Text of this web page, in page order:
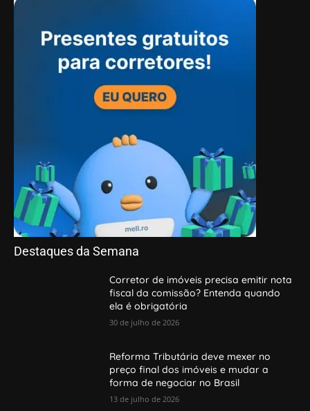
Destaques da Semana
Corretor de imóveis precisa emitir nota
fiscal da comissão? Entenda quando
ela é obrigatória
30 de julho de 2026
Reforma Tributária deve mexer no
preço final dos imóveis e mudar a
forma de negociar no Brasil
13 de julho de 2026